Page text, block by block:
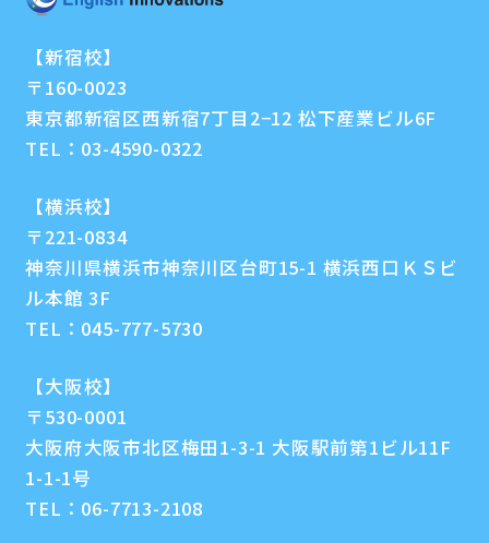
【新宿校】
〒160-0023
東京都新宿区西新宿7丁目2−12 松下産業ビル6F
TEL： 03-4590-0322
【横浜校】
〒221-0834
神奈川県横浜市神奈川区台町15-1 横浜西口ＫＳビ
ル本館 3F
TEL： 045-777-5730
【大阪校】
〒530-0001
大阪府大阪市北区梅田1-3-1 大阪駅前第1ビル11F
1-1-1号
TEL： 06-7713-2108